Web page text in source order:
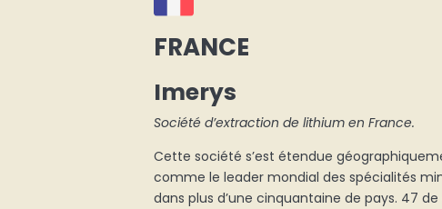
FRANCE
Imerys
Société d’extraction de lithium en France.
Cette société s’est étendue
comme le leader mondial des spécialités
dans plus d’une cinquantaine de pays. 47